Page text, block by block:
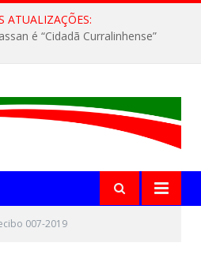
ATUALIZAÇÕES:
é “Cidadã Curralinhense”
007-2019